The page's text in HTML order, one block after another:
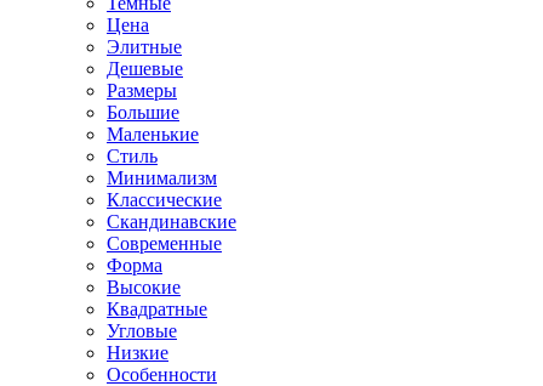
Цена
Элитные
Дешевые
Размеры
Большие
Маленькие
Стиль
Минимализм
Классические
Скандинавские
Современные
Форма
Высокие
Квадратные
Угловые
Низкие
Особенности